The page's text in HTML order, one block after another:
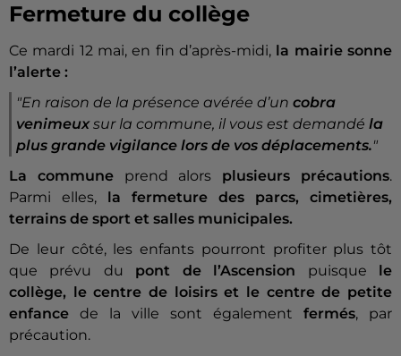
Fermeture du collège
Ce mardi 12 mai, en fin d’après-midi, la mairie sonne
l’alerte :
"En raison de la présence avérée d’un cobra
venimeuxsur la commune, il vous est demandé la
plus grande vigilance lors de vos déplacements."
La commune prend alors plusieurs précautions.
Parmi elles,
la fermeture des parcs, cimetières,
terrains de sport et salles municipales.
De leur côté, les enfants pourront profiter plus tôt
que prévu du pont de l’Ascension puisque
le
collège, le centre de loisirs et le centre de petite
enfance de la ville sont également fermés, par
précaution.